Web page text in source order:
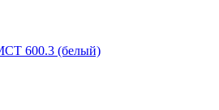
600.3 (белый)